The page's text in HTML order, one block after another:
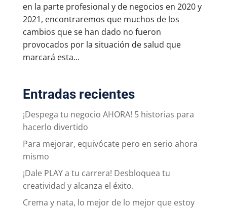
en la parte profesional y de negocios en 2020 y
2021, encontraremos que muchos de los
cambios que se han dado no fueron
provocados por la situación de salud que
marcará esta...
Entradas recientes
¡Despega tu negocio AHORA! 5 historias para
hacerlo divertido
Para mejorar, equivócate pero en serio ahora
mismo
¡Dale PLAY a tu carrera! Desbloquea tu
creatividad y alcanza el éxito.
Crema y nata, lo mejor de lo mejor que estoy